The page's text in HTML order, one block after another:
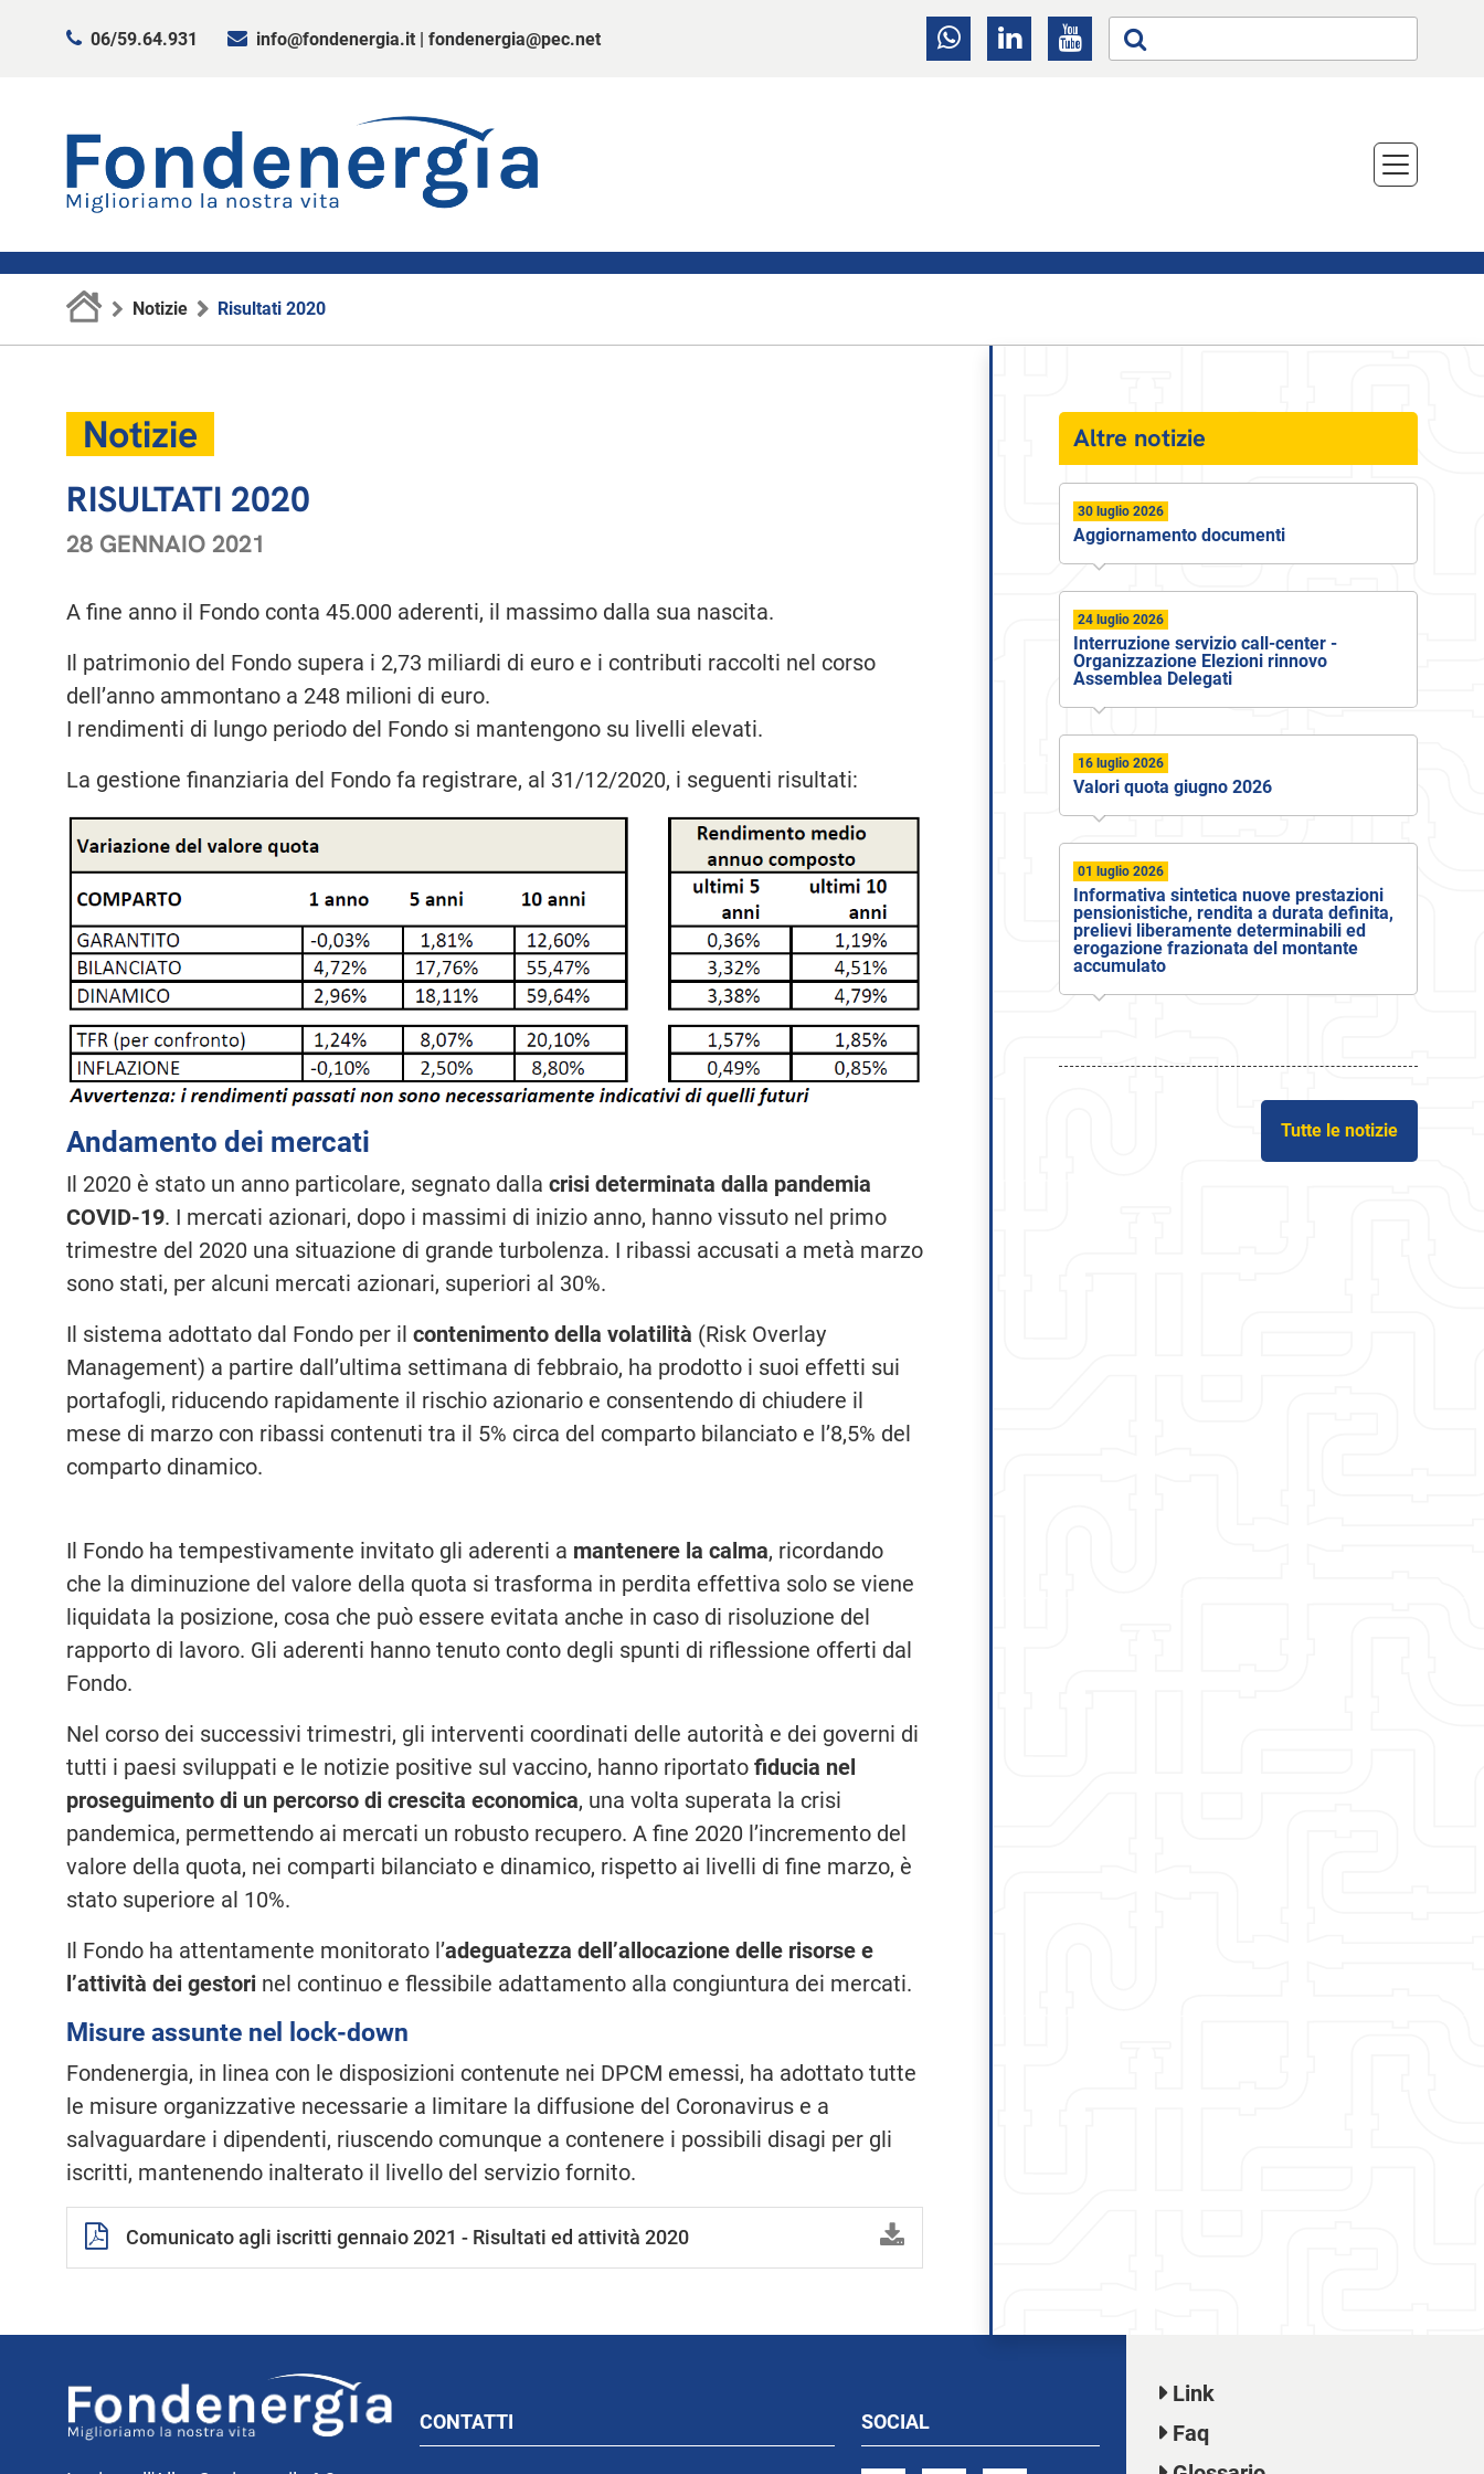
06/59.64.931 info@fondenergia.it | fondenergia@pec.net
Notizie Risultati 2020
Notizie
RISULTATI 2020
28 GENNAIO 2021
A fine anno il Fondo conta 45.000 aderenti, il massimo dalla sua nascita.
Il patrimonio del Fondo supera i 2,73 miliardi di euro e i contributi raccolti nel corso
dell’anno ammontano a 248 milioni di euro.
I rendimenti di lungo periodo del Fondo si mantengono su livelli elevati.
La gestione finanziaria del Fondo fa registrare, al 31/12/2020, i seguenti risultati:
Andamento dei mercati
Il 2020 è stato un anno particolare, segnato dalla crisi determinata dalla pandemia
COVID-19. I mercati azionari, dopo i massimi di inizio anno, hanno vissuto nel primo
trimestre del 2020 una situazione di grande turbolenza. I ribassi accusati a metà marzo
sono stati, per alcuni mercati azionari, superiori al 30%.
Il sistema adottato dal Fondo per il contenimento della volatilità (Risk Overlay
Management) a partire dall’ultima settimana di febbraio, ha prodotto i suoi effetti sui
portafogli, riducendo rapidamente il rischio azionario e consentendo di chiudere il
mese di marzo con ribassi contenuti tra il 5% circa del comparto bilanciato e l’8,5% del
comparto dinamico.
Il Fondo ha tempestivamente invitato gli aderenti a mantenere la calma, ricordando
che la diminuzione del valore della quota si trasforma in perdita effettiva solo se viene
liquidata la posizione, cosa che può essere evitata anche in caso di risoluzione del
rapporto di lavoro. Gli aderenti hanno tenuto conto degli spunti di riflessione offerti dal
Fondo.
Nel corso dei successivi trimestri, gli interventi coordinati delle autorità e dei governi di
tutti i paesi sviluppati e le notizie positive sul vaccino, hanno riportato fiducia nel
proseguimento di un percorso di crescita economica, una volta superata la crisi
pandemica, permettendo ai mercati un robusto recupero. A fine 2020 l’incremento del
valore della quota, nei comparti bilanciato e dinamico, rispetto ai livelli di fine marzo, è
stato superiore al 10%.
Il Fondo ha attentamente monitorato l’adeguatezza dell’allocazione delle risorse e
l’attività dei gestori nel continuo e flessibile adattamento alla congiuntura dei mercati.
Misure assunte nel lock-down
Fondenergia, in linea con le disposizioni contenute nei DPCM emessi, ha adottato tutte
le misure organizzative necessarie a limitare la diffusione del Coronavirus e a
salvaguardare i dipendenti, riuscendo comunque a contenere i possibili disagi per gli
iscritti, mantenendo inalterato il livello del servizio fornito.
Comunicato agli iscritti gennaio 2021 - Risultati ed attività 2020
Altre notizie
30 luglio 2026
Aggiornamento documenti
24 luglio 2026
Interruzione servizio call-center -
Organizzazione Elezioni rinnovo
Assemblea Delegati
16 luglio 2026
Valori quota giugno 2026
01 luglio 2026
Informativa sintetica nuove prestazioni
pensionistiche, rendita a durata definita,
prelievi liberamente determinabili ed
erogazione frazionata del montante
accumulato
Tutte le notizie
CONTATTI SOCIAL
Link
Faq